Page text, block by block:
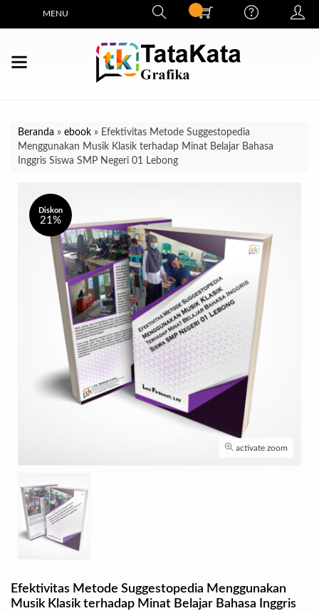
MENU
Beranda » ebook » Efektivitas Metode Suggestopedia
Menggunakan Musik Klasik terhadap Minat Belajar Bahasa
Inggris Siswa SMP Negeri 01 Lebong
activate zoom
Diskon
21%
Efektivitas Metode Suggestopedia Menggunakan
Musik Klasik terhadap Minat Belajar Bahasa Inggris